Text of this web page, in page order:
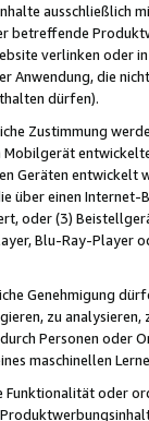
ausschließlich
betreffende
verlinken oder
Anwendung, die
dürfen).
Zustimmung
Geräten
über einen
oder (3)
Blu-Ray-Player
Genehmigung
zu
Personen
maschinellen
oder